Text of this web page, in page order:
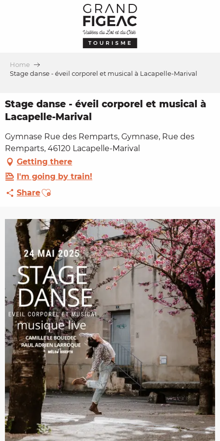
Home
Stage danse - éveil corporel et musical à Lacapelle-Marival
Stage danse - éveil corporel et musical à
Lacapelle-Marival
Gymnase Rue des Remparts, Gymnase, Rue des
Remparts, 46120 Lacapelle-Marival
Getting there
I'm going by train!
ShareAjouter aux favoris